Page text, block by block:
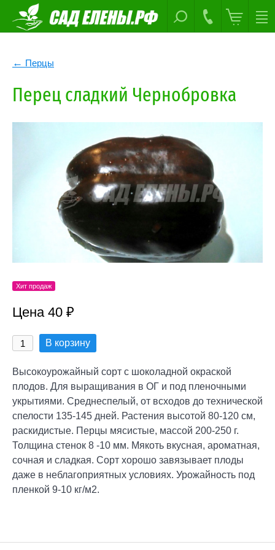
Перцы
Перец сладкий Чернобровка
Хит продаж
Цена 40 ₽
В корзину
Высокоурожайный сорт с шоколадной окраской
плодов. Для выращивания в ОГ и под пленочными
укрытиями. Среднеспелый, от всходов до технической
спелости 135-145 дней. Растения высотой 80-120 см,
раскидистые. Перцы мясистые, массой 200-250 г.
Толщина стенок 8 -10 мм. Мякоть вкусная, ароматная,
сочная и сладкая. Сорт хорошо завязывает плоды
даже в неблагоприятных условиях. Урожайность под
пленкой 9-10 кг/м2.